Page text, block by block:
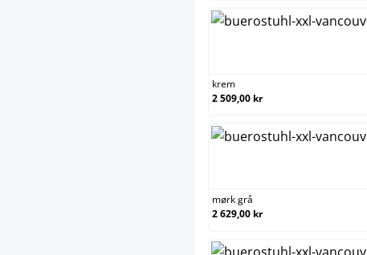
krem
2 509,00 kr
mørk grå
2 629,00 kr